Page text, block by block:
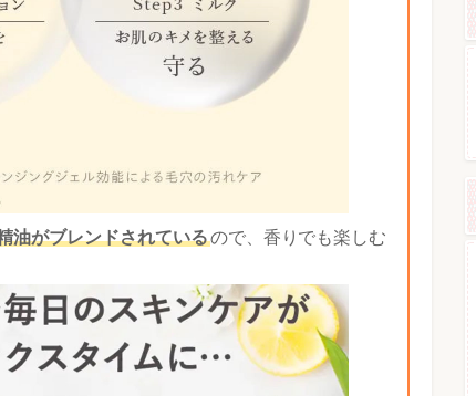
油がブレンドされているので、香りでも楽しむ